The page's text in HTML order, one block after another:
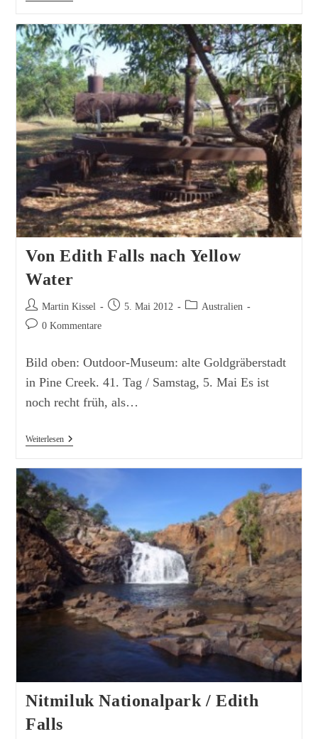
Richtung
Ubirr
Von Edith Falls nach Yellow
Water
Beitrags-
Autor:
Martin Kissel
Beitrag5. Mai 2012
Beitrags-
Australien
Beitrags-0 Kommentare
Bild oben: Outdoor-Museum: alte Goldgräberstadt
in Pine Creek. 41. Tag / Samstag, 5. Mai Es ist
noch recht früh, als…
WeiterlesenVon
Yellow
Water
Nitmiluk Nationalpark / Edith
Falls